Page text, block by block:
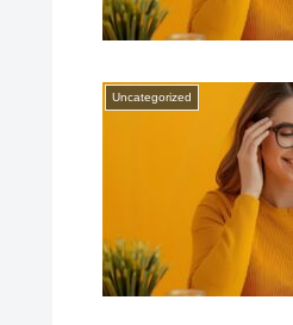
Uncategorized